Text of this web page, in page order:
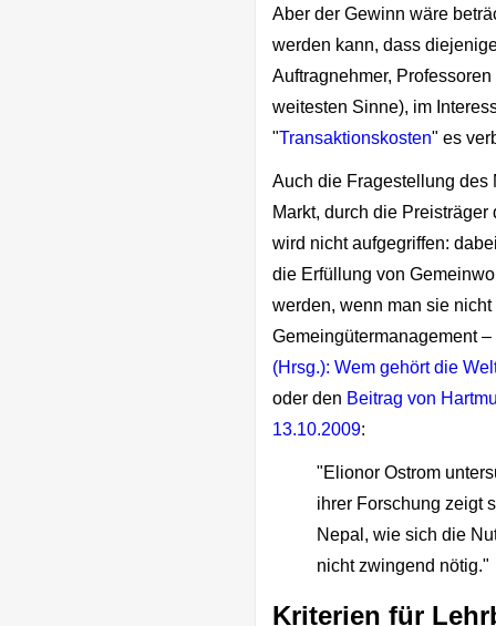
Aber der Gewinn wäre
werden kann, dass
Auftragnehmer,
weitesten Sinne), im
"Transaktionskosten" es
Auch die Fragestellung des
Markt, durch die
wird nicht aufgegriffen:
die Erfüllung von
werden, wenn man sie
Gemeingütermanagement
(Hrsg.): Wem gehört die
oder den Beitrag von
13.10.2009:
"Elionor Ostrom
ihrer Forschung zeigt
Nepal, wie sich die
nicht zwingend nötig."
Kriterien für